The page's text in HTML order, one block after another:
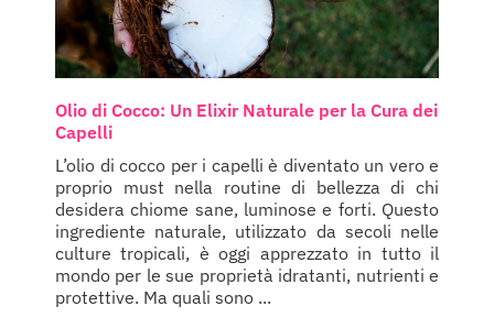
Olio di Cocco: Un Elixir Naturale per la Cura dei
Capelli
L’olio di cocco per i capelli è diventato un vero e
proprio must nella routine di bellezza di chi
desidera chiome sane, luminose e forti. Questo
ingrediente naturale, utilizzato da secoli nelle
culture tropicali, è oggi apprezzato in tutto il
mondo per le sue proprietà idratanti, nutrienti e
protettive. Ma quali sono ...